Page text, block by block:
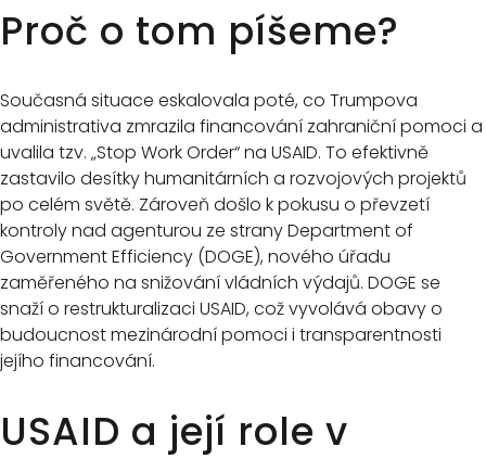
Proč o tom píšeme?
Současná situace eskalovala poté, co Trumpova
administrativa zmrazila financování zahraniční pomoci a
uvalila tzv. „Stop Work Order“ na USAID. To efektivně
zastavilo desítky humanitárních a rozvojových projektů
po celém světě. Zároveň došlo k pokusu o převzetí
kontroly nad agenturou ze strany Department of
Government Efficiency (DOGE), nového úřadu
zaměřeného na snižování vládních výdajů. DOGE se
snaží o restrukturalizaci USAID, což vyvolává obavy o
budoucnost mezinárodní pomoci i transparentnosti
jejího financování.
USAID a její role v